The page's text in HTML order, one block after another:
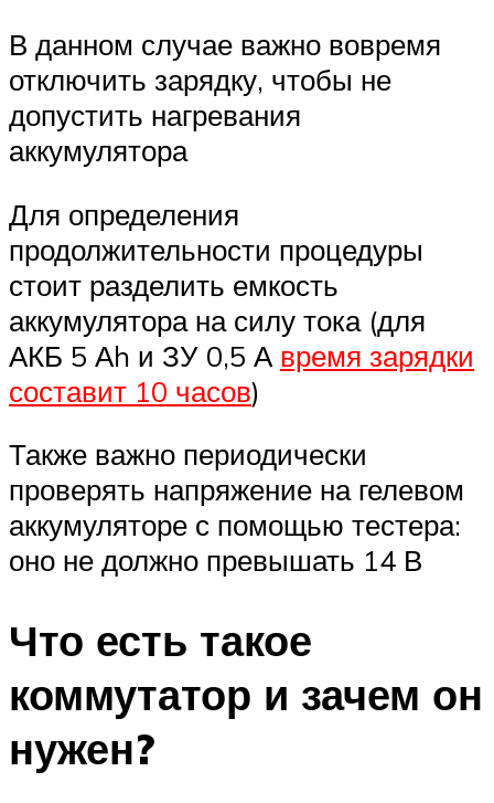
В данном случае важно вовремя
отключить зарядку, чтобы не
допустить нагревания
аккумулятора
Для определения
продолжительности процедуры
стоит разделить емкость
аккумулятора на силу тока (для
АКБ 5 Аh и ЗУ 0,5 А время зарядки
составит 10 часов)
Также важно периодически
проверять напряжение на гелевом
аккумуляторе с помощью тестера:
оно не должно превышать 14 В
Что есть такое
коммутатор и зачем он
нужен?